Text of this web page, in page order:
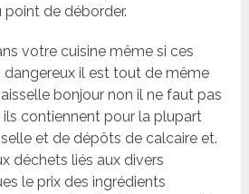
de déborder.
votre cuisine même si ces
dangereux il est tout de même
bonjour non il ne faut pas
ils contiennent pour la plupart
et de dépôts de calcaire et.
déchets liés aux divers
le prix des ingrédients